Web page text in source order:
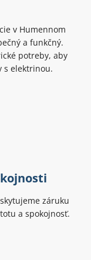
v Humennom
a funkčný.
potreby, aby
s elektrinou.
záruku
a spokojnosť.